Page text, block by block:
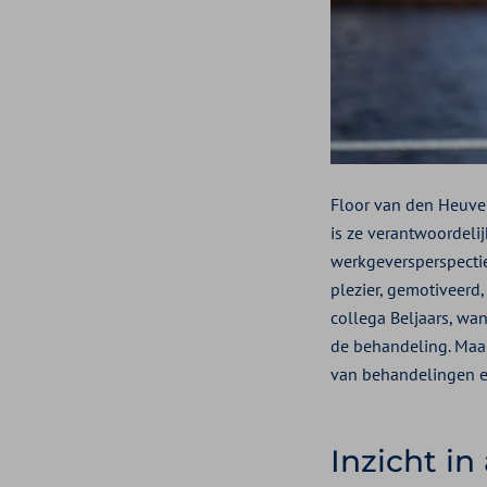
Floor van den
is ze
plezier,
collega Beljaars,
de behandeling.
van behandelingen
Inzicht in